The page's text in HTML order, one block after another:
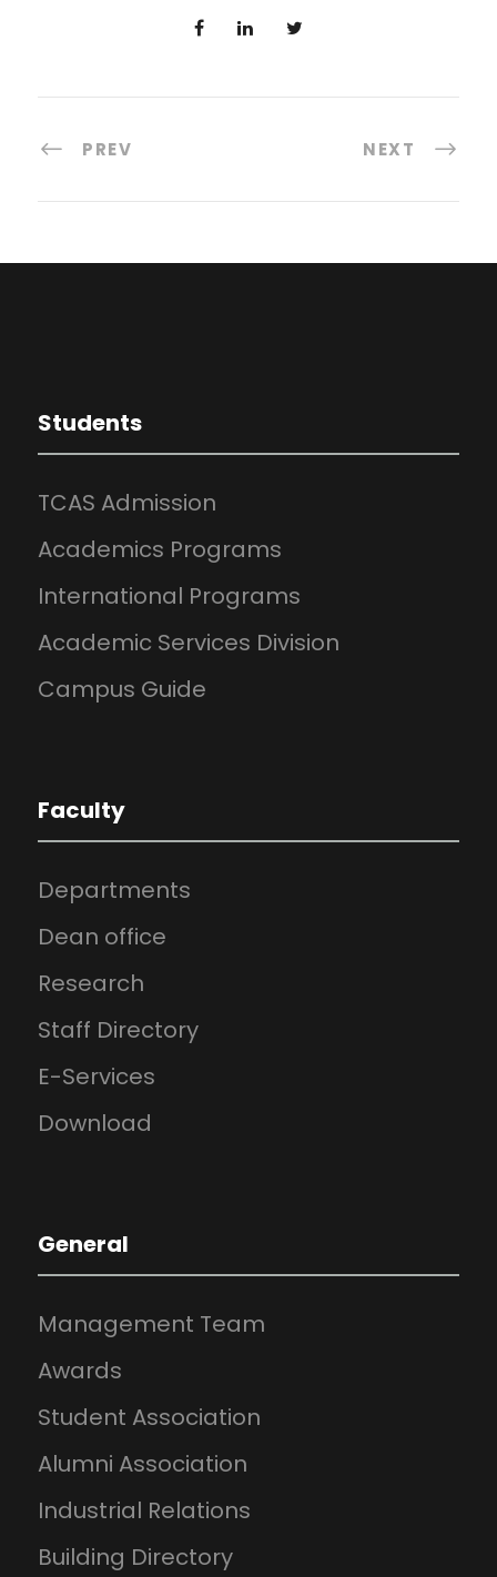
PREV NEXT
Students
TCAS Admission
Academics Programs
International Programs
Academic Services Division
Campus Guide
Faculty
Departments
Dean office
Research
Staff Directory
E-Services
Download
General
Management Team
Awards
Student Association
Alumni Association
Industrial Relations
Building Directory